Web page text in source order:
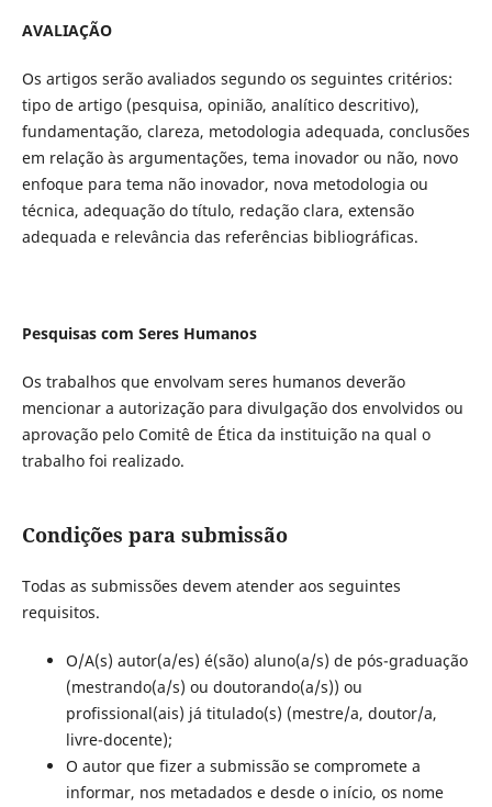
AVALIAÇÃO
Os artigos serão avaliados segundo os seguintes critérios:
tipo de artigo (pesquisa, opinião, analítico descritivo),
fundamentação, clareza, metodologia adequada, conclusões
em relação às argumentações, tema inovador ou não, novo
enfoque para tema não inovador, nova metodologia ou
técnica, adequação do título, redação clara, extensão
adequada e relevância das referências bibliográficas.
Pesquisas com Seres Humanos
Os trabalhos que envolvam seres humanos deverão
mencionar a autorização para divulgação dos envolvidos ou
aprovação pelo Comitê de Ética da instituição na qual o
trabalho foi realizado.
Condições para submissão
Todas as submissões devem atender aos seguintes
requisitos.
O/A(s) autor(a/es) é(são) aluno(a/s) de pós-graduação
(mestrando(a/s) ou doutorando(a/s)) ou
profissional(ais) já titulado(s) (mestre/a, doutor/a,
livre-docente);
O autor que fizer a submissão se compromete a
informar, nos metadados e desde o início, os nome